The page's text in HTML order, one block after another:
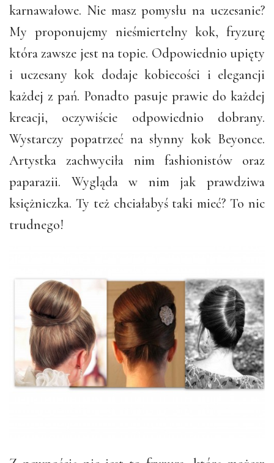
karnawałowe. Nie masz pomysłu na uczesanie?
My proponujemy nieśmiertelny kok, fryzurę
która zawsze jest na topie. Odpowiednio upięty
i uczesany kok dodaje kobiecości i elegancji
każdej z pań. Ponadto pasuje prawie do każdej
kreacji, oczywiście odpowiednio dobrany.
Wystarczy popatrzeć na słynny kok Beyonce.
Artystka zachwyciła nim fashionistów oraz
paparazii. Wygląda w nim jak prawdziwa
księżniczka. Ty też chciałabyś taki mieć? To nic
trudnego!